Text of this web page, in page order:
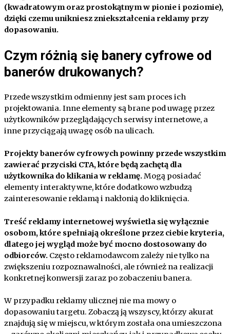
(kwadratowym oraz prostokątnym w pionie i poziomie),
dzięki czemu unikniesz zniekształcenia reklamy przy
dopasowaniu.
Czym różnią się banery cyfrowe od
banerów drukowanych?
Przede wszystkim odmienny jest sam proces ich
projektowania. Inne elementy są brane pod uwagę przez
użytkowników przeglądających serwisy internetowe, a
inne przyciągają uwagę osób na ulicach.
Projekty banerów cyfrowych powinny przede wszystkim
zawierać przyciski CTA, które będą zachętą dla
użytkownika do klikania w reklamę.Mogą posiadać
elementy interaktywne, które dodatkowo wzbudzą
zainteresowanie reklamą i nakłonią do kliknięcia.
Treść reklamy internetowej wyświetla się wyłącznie
osobom, które spełniają określone przez ciebie kryteria,
dlatego jej wygląd może być mocno dostosowany do
odbiorców. Często reklamodawcom zależy nie tylko na
zwiększeniu rozpoznawalności, ale również na realizacji
konkretnej konwersji zaraz po zobaczeniu banera.
W przypadku reklamy ulicznej nie ma mowy o
dopasowaniu targetu. Zobaczą ją wszyscy, którzy akurat
znajdują się w miejscu, w którym została ona umieszczona